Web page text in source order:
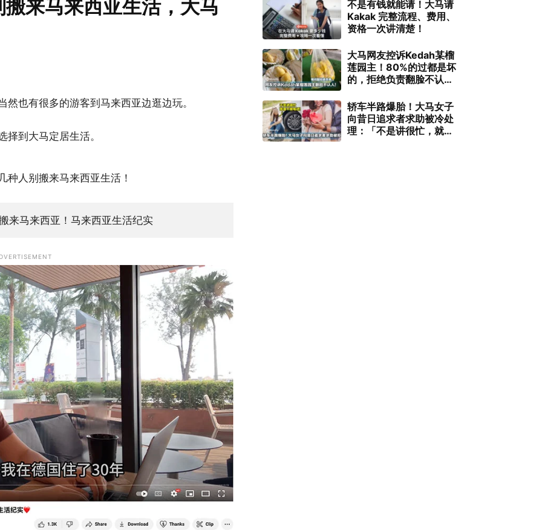
来马来西亚生活，大马
也有很多的游客到马来西亚边逛边玩。
到大马定居生活。
种人别搬来马来西亚生活！
来马来西亚！马来西亚生活纪实
不是有钱就能请！大马请
Kakak 完整流程、费用、
资格一次讲清楚！
大马网友控诉Kedah某榴
莲园主！80%的过都是坏
的，拒绝负责翻脸不认
轿车半路爆胎！大马女子
向昔日追求者求助被冷处
理：「不是讲很忙，就是